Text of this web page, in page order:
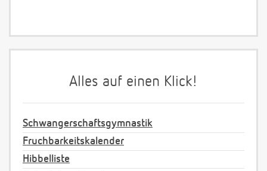
Alles auf einen Klick!
Schwangerschaftsgymnastik
Fruchbarkeitskalender
Hibbelliste